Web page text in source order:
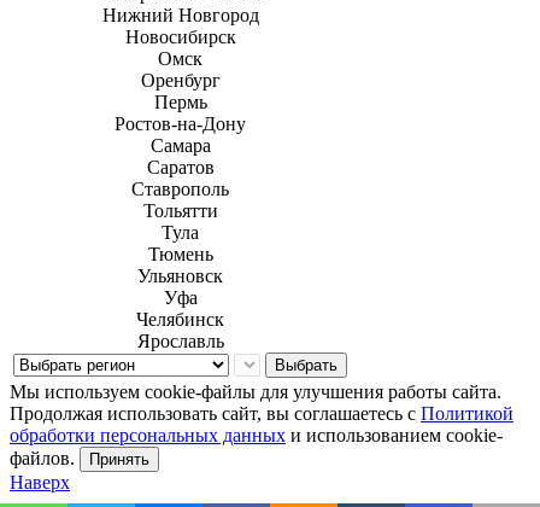
Нижний Новгород
Новосибирск
Омск
Оренбург
Пермь
Ростов-на-Дону
Самара
Саратов
Ставрополь
Тольятти
Тула
Тюмень
Ульяновск
Уфа
Челябинск
Ярославль
Выбрать
Мы используем cookie-файлы для улучшения работы сайта.
Продолжая использовать сайт, вы соглашаетесь с Политикой
обработки персональных данных и использованием cookie-
файлов.
Принять
Наверх